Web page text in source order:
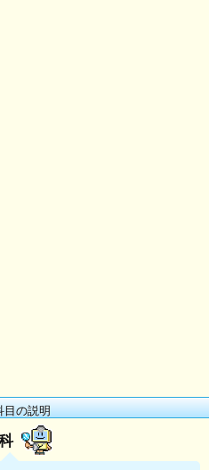
目の説明